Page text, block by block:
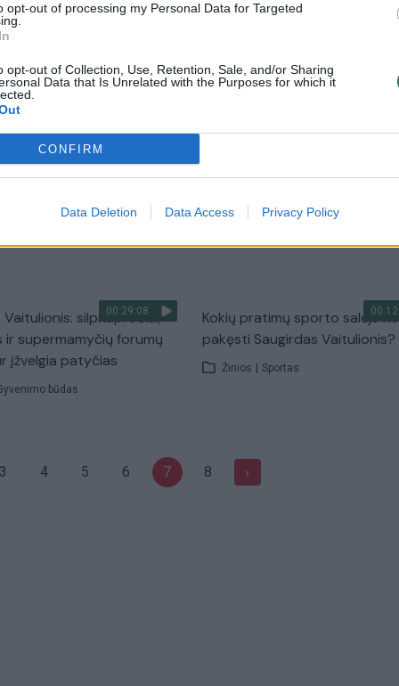
opt-out of processing my Personal Data for Targeted
opt-out of Collection, Use, Retention, Sale, and/or Sharing
Data that Is Unrelated with the Purposes for which it
CONFIRM
Data Deletion Data Access Privacy Policy
pūkuotas niekada
pokalbis su Edvardu
00:17:02
Vaitulionis baisisi
Lietuvos kurortuose
Garsenybės prabilo, kam
daugiausiai išleidžia pinigų
00:29:08
Vaitulionis: silpnapročiai,
ir supermamyčių forumų
įžvelgia patyčias
būdas
Kokių pratimų sporto salėje
pakęsti Saugirdas Vaitulionis?
Žinios Sportas
3 4 5 6 7 8 ›